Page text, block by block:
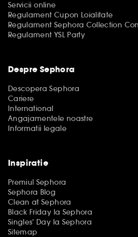
Servicii online
Regulament Cupon Loialitate
Regulament Sephora Collection
Regulament YSL Party
Despre Sephora
Descopera Sephora
Cariere
International
Angajamentele noastre
Informatii legale
Inspiratie
Premiul Sephora
Sephora Blog
Clean at Sephora
Black Friday la Sephora
Singles' Day la Sephora
Sitemap